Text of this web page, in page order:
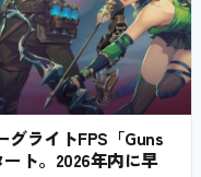
ライトFPS「Guns
ト。2026年内に早